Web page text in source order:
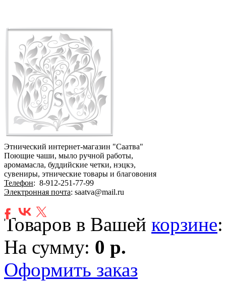
Этнический интернет-магазин "Саатва"
Поющие чаши, мыло ручной работы,
аромамасла, буддийские четки, нэцкэ,
сувениры, этнические товары и благовония
Телефон: 8-912-251-77-99
Электронная почта: saatva@mail.ru
Товаров в Вашей корзине
На сумму: 0 р.
Оформить заказ